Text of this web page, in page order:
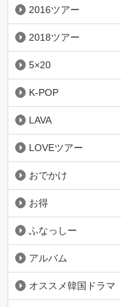
2016ツアー
2018ツアー
5×20
K-POP
LAVA
LOVEツアー
おでかけ
お得
ふなっしー
アルバム
オススメ韓国ドラマ